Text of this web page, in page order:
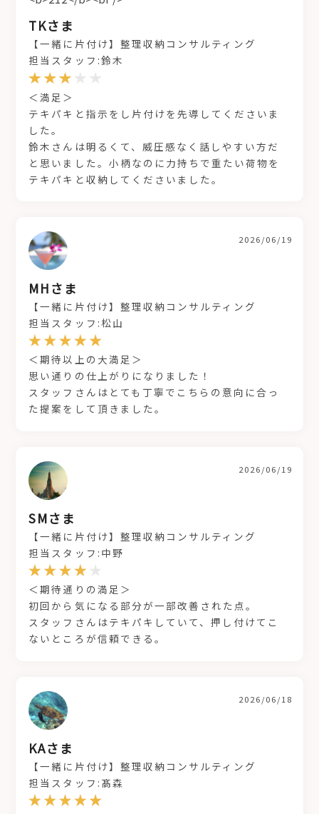
TKさま
【一緒に片付け】整理収納コンサルティング
担当スタッフ:鈴木
＜満足＞
テキパキと指示をし片付けを先導してくださいま
した。
鈴木さんは明るくて、威圧感なく話しやすい方だ
と思いました。小柄なのに力持ちで重たい荷物を
テキパキと収納してくださいました。
MHさま
2026/06/19
【一緒に片付け】整理収納コンサルティング
担当スタッフ:松山
＜期待以上の大満足＞
思い通りの仕上がりになりました！
スタッフさんはとても丁寧でこちらの意向に合っ
た提案をして頂きました。
SMさま
2026/06/19
【一緒に片付け】整理収納コンサルティング
担当スタッフ:中野
＜期待通りの満足＞
初回から気になる部分が一部改善された点。
スタッフさんはテキパキしていて、押し付けてこ
ないところが信頼できる。
KAさま
2026/06/18
【一緒に片付け】整理収納コンサルティング
担当スタッフ:髙森